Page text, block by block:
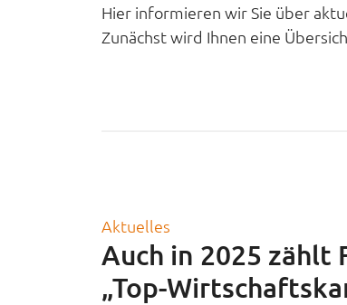
Hier informieren wir Sie über
Zunächst wird Ihnen eine
Aktuelles
Auch in 2025 zählt
„Top-